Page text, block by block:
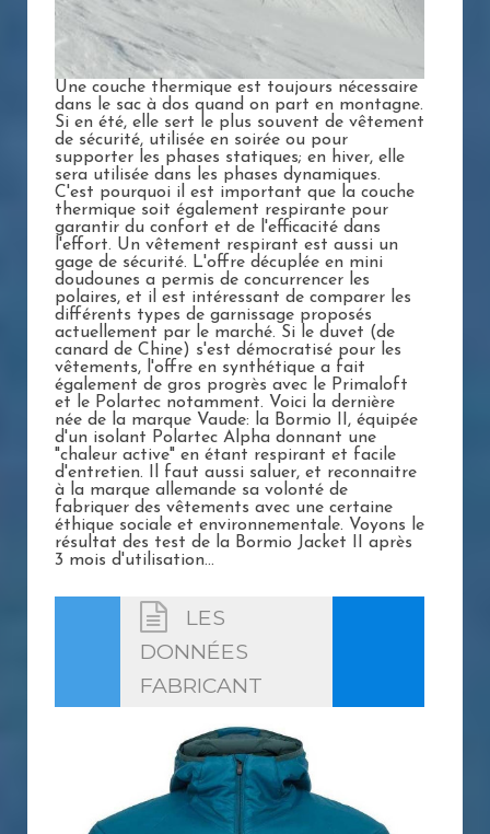
Une couche thermique est toujours nécessaire
dans le sac à dos quand on part en montagne.
Si en été, elle sert le plus souvent de vêtement
de sécurité, utilisée en soirée ou pour
supporter les phases statiques; en hiver, elle
sera utilisée dans les phases dynamiques.
C'est pourquoi il est important que la couche
thermique soit également respirante pour
garantir du confort et de l'efficacité dans
l'effort. Un vêtement respirant est aussi un
gage de sécurité. L'offre décuplée en mini
doudounes a permis de concurrencer les
polaires, et il est intéressant de comparer les
différents types de garnissage proposés
actuellement par le marché. Si le duvet (de
canard de Chine) s'est démocratisé pour les
vêtements, l'offre en synthétique a fait
également de gros progrès avec le Primaloft
et le Polartec notamment. Voici la dernière
née de la marque Vaude: la Bormio II, équipée
d'un isolant Polartec Alpha donnant une
"chaleur active" en étant respirant et facile
d'entretien. Il faut aussi saluer, et reconnaitre
à la marque allemande sa volonté de
fabriquer des vêtements avec une certaine
éthique sociale et environnementale. Voyons le
résultat des test de la Bormio Jacket II après
3 mois d'utilisation...
LES
DONNÉES
FABRICANT